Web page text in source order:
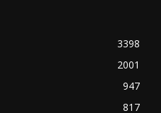
3398
2001
947
817